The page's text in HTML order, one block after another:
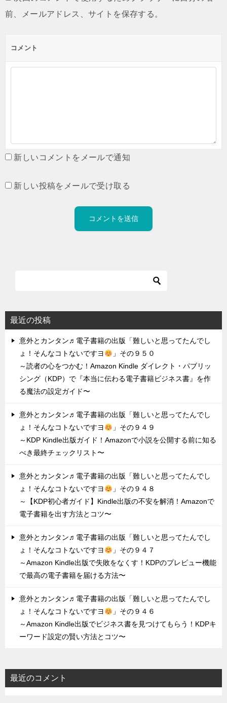
前、メールアドレス、サイトを保存する。
コメント
新しいコメントをメールで通知
新しい投稿をメールで受け取る
最近の投稿
意外とカンタン♬電子書籍の出版「難しいと思ってたんでし
ょ！そんなコトないですヨ
」その９５０
～読者の心をつかむ！Amazon Kindle ダイレクト・パブリッ
シング（KDP）で『本当に伝わる電子書籍ビジネス書』を作
る魔法の設定ガイド〜
意外とカンタン♬電子書籍の出版「難しいと思ってたんでし
ょ！そんなコトないですヨ
」その９４９
～KDP Kindle出版ガイド！Amazonで小説を公開する前に知る
べき最終チェックリスト〜
意外とカンタン♬電子書籍の出版「難しいと思ってたんでし
ょ！そんなコトないですヨ
」その９４８
～【KDP初心者ガイド】Kindle出版の不安を解消！Amazonで
電子書籍を出す方法とコツ〜
意外とカンタン♬電子書籍の出版「難しいと思ってたんでし
ょ！そんなコトないですヨ
」その９４７
～Amazon Kindle出版で失敗をなくす！KDPのプレビュー機能
で最高の電子書籍を届ける方法〜
意外とカンタン♬電子書籍の出版「難しいと思ってたんでし
ょ！そんなコトないですヨ
」その９４６
～Amazon Kindle出版でビジネス書を見つけてもらう！KDPキ
ーワード設定の賢い方法とコツ〜
最近のコメント